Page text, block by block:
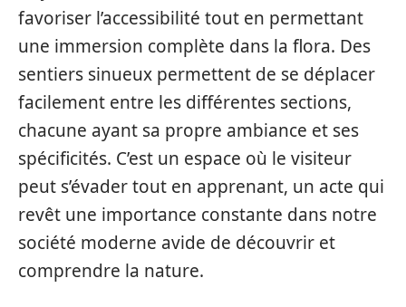
favoriser l’accessibilité tout en permettant
une immersion complète dans la flora. Des
sentiers sinueux permettent de se déplacer
facilement entre les différentes sections,
chacune ayant sa propre ambiance et ses
spécificités. C’est un espace où le visiteur
peut s’évader tout en apprenant, un acte qui
revêt une importance constante dans notre
société moderne avide de découvrir et
comprendre la nature.